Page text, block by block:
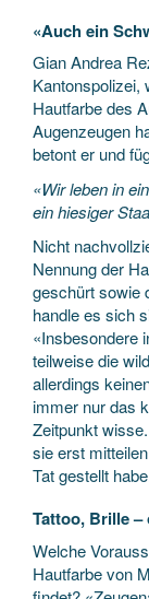
«Auch ein
Gian Andrea
Kantonspolizei,
Hautfarbe des
Augenzeugen
betont er und
«Wir leben in
ein hiesiger
Nicht
Nennung der
geschürt sowie
handle es sich
«Insbesondere
teilweise die
allerdings
immer nur das
Zeitpunkt
sie erst
Tat gestellt
Tattoo, Brille
Welche
Hautfarbe von